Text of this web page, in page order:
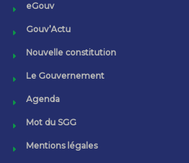
eGouv
Gouv’Actu
Nouvelle constitution
Le Gouvernement
Agenda
Mot du SGG
Mentions légales